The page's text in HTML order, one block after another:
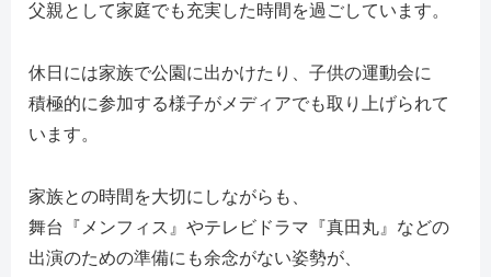
父親として家庭でも充実した時間を過ごしています。
休日には家族で公園に出かけたり、子供の運動会に
積極的に参加する様子がメディアでも取り上げられて
います。
家族との時間を大切にしながらも、
舞台『メンフィス』やテレビドラマ『真田丸』などの
出演のための準備にも余念がない姿勢が、